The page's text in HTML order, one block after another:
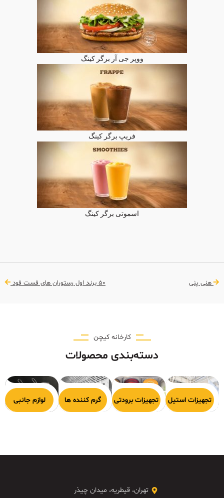
ووپر جی آر برگر کینگ
فریپ برگر کینگ
اسموتی برگر کینگ
هنی پنی 50 برند اول رستوران های فست فود
کارخانه کیچن
دسته‌بندی محصولات
پخت
تجهیزات استیل
تجهیزات برودتی گرم کننده ها لوازم جانبی
تهران، قیطریه، میدان چیذر